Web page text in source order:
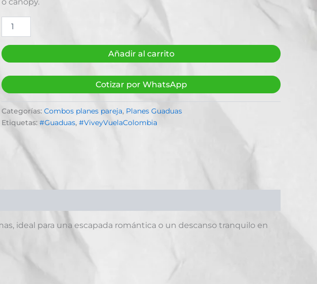
Añadir al carrito
Cotizar por WhatsApp
Categorías: Combos planes pareja, Planes Guaduas
Etiquetas: #Guaduas, #ViveyVuelaColombia
ideal para una escapada romántica o un descanso tranquilo en